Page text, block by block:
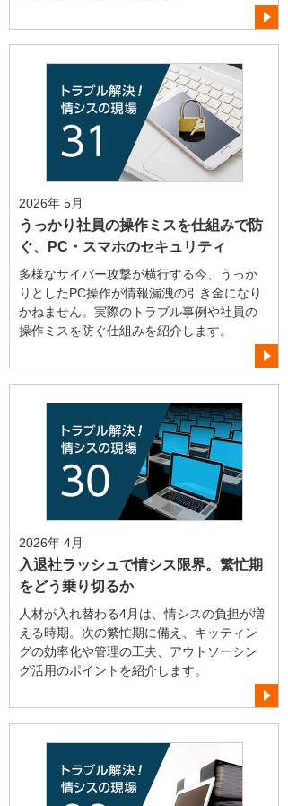
2026年 5月
うっかり社員の操作ミスを仕組みで防
ぐ、PC・スマホのセキュリティ
多様なサイバー攻撃が横行する今、うっか
りとしたPC操作が情報漏洩の引き金になり
かねません。実際のトラブル事例や社員の
操作ミスを防ぐ仕組みを紹介します。
2026年 4月
入退社ラッシュで情シス限界。繁忙期
をどう乗り切るか
人材が入れ替わる4月は、情シスの負担が増
える時期。次の繁忙期に備え、キッティン
グの効率化や管理の工夫、アウトソーシン
グ活用のポイントを紹介します。